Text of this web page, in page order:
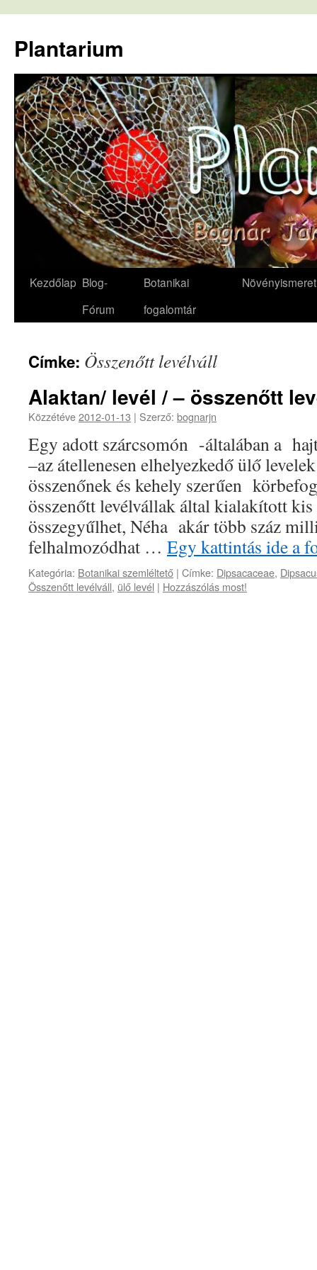
tartalomba
Plantarium
Kezdőlap Blog-
Fórum
Botanikai
fogalomtár
Növényismeret
Címke: Összenőtt levélváll
Alaktan/ levél / – összenőtt
Közzétéve2012-01-13 | Szerző: bognarjn
Egy adott szárcsomón -általában a
–az átellenesen elhelyezkedő ülő
összenőnek és kehely szerűen
összenőtt levélvállak által kialakított kis
összegyűlhet, Néha akár több száz
felhalmozódhat … Egy kattintás ide a
Kategória: Botanikai szemléltető | Címke: Dipsacaceae,
Összenőtt levélváll, ülő levél | Hozzászólás most!